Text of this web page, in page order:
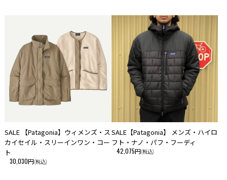
SALE 【Patagonia】ウィメンズ・ス
カイセイル・スリーインワン・コー
ト
30,030円(税込)
SALE【Patagonia】 メンズ・ハイロ
フト・ナノ・パフ・フーディ
42,075円(税込)